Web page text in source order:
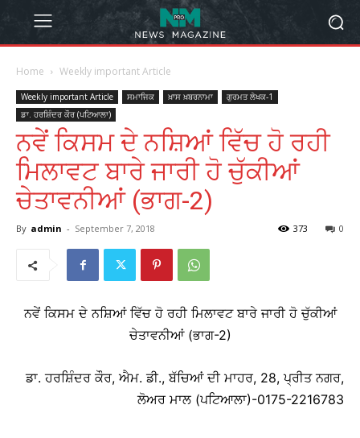
Home Weekly important Article
Weekly important Article ਸਮਾਜਿਕ ਖ਼ਾਸ ਖ਼ਬਰਨਾਮਾ
ਗੁਰਮਤ ਲੇਖਕ-1
ਡਾ. ਹਰਸ਼ਿੰਦਰ ਕੌਰ (ਪਟਿਆਲਾ)
ਨਵੇਂ ਕਿਸਮ ਦੇ ਨਸ਼ਿਆਂ ਵਿੱਚ ਹੋ ਰਹੀ
ਮਿਲਾਵਟ ਬਾਰੇ ਜਾਰੀ ਹੋ ਚੁੱਕੀਆਂ
ਚੇਤਾਵਨੀਆਂ (ਭਾਗ-2)
By admin - September 7, 2018 0
373
ਨਵੇਂ ਕਿਸਮ ਦੇ ਨਸ਼ਿਆਂ ਵਿੱਚ ਹੋ ਰਹੀ ਮਿਲਾਵਟ ਬਾਰੇ ਜਾਰੀ ਹੋ ਚੁੱਕੀਆਂ
ਚੇਤਾਵਨੀਆਂ (ਭਾਗ-2)
ਡਾ. ਹਰਸ਼ਿੰਦਰ ਕੌਰ, ਐਮ. ਡੀ., ਬੱਚਿਆਂ ਦੀ ਮਾਹਰ, 28, ਪ੍ਰੀਤ ਨਗਰ,
ਲੋਅਰ ਮਾਲ (ਪਟਿਆਲਾ)-0175-2216783